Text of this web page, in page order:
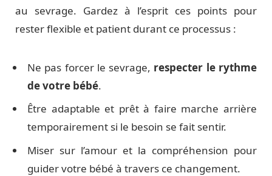
au sevrage. Gardez à l’esprit ces points pour
rester flexible et patient durant ce processus :
Ne pas forcer le sevrage, respecter le rythme
de votre bébé.
Être adaptable et prêt à faire marche arrière
temporairement si le besoin se fait sentir.
Miser sur l’amour et la compréhension pour
guider votre bébé à travers ce changement.